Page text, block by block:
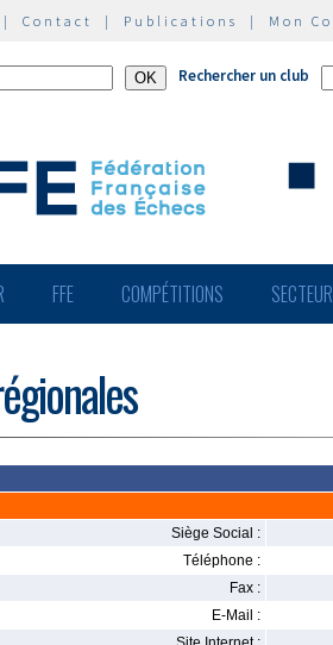
| Contact | Publications | Mon
Rechercher un club
FFE COMPÉTITIONS
Siège Social :
Téléphone :
Fax :
E-Mail :